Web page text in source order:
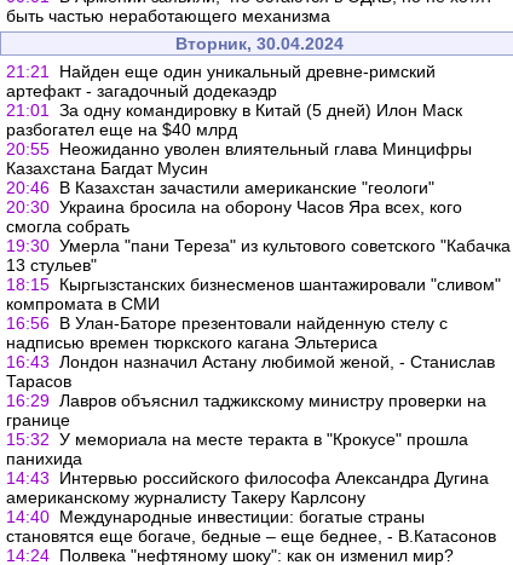
быть частью неработающего механизма
Вторник, 30.04.2024
21:21
Найден еще один уникальный древне-римский
артефакт - загадочный додекаэдр
21:01
За одну командировку в Китай (5 дней) Илон Маск
разбогател еще на $40 млрд
20:55 Неожиданно уволен влиятельный глава Минцифры
Казахстана Багдат Мусин
20:46 В Казахстан зачастили американские "геологи"
20:30 Украина бросила на оборону Часов Яра всех, кого
смогла собрать
19:30 Умерла "пани Тереза" из культового советского "Кабачка
13 стульев"
18:15 Кыргызстанских бизнесменов шантажировали "сливом"
компромата в СМИ
16:56 В Улан-Баторе презентовали найденную стелу с
надписью времен тюркского кагана Эльтериса
16:43 Лондон назначил Астану любимой женой, - Станислав
Тарасов
16:29 Лавров объяснил таджикскому министру проверки на
границе
15:32 У мемориала на месте теракта в "Крокусе" прошла
панихида
14:43
Интервью российского философа Александра Дугина
американскому журналисту Такеру Карлсону
14:40 Международные инвестиции: богатые страны
становятся еще богаче, бедные – еще беднее, - В.Катасонов
14:24 Полвека "нефтяному шоку": как он изменил мир?